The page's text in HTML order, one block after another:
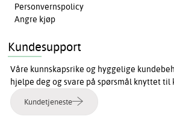
Personvernspolicy
Angre kjøp
Kundesupport
Våre kunnskapsrike og hyggelige
hjelpe deg og svare på spørsmål knyttet
Kundetjeneste